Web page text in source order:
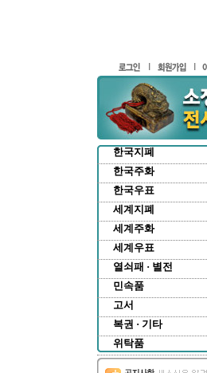
한국지폐
한국주화
한국우표
세계지폐
세계주화
세계우표
열쇠패 · 별전
민속품
고서
복권 · 기타
위탁품